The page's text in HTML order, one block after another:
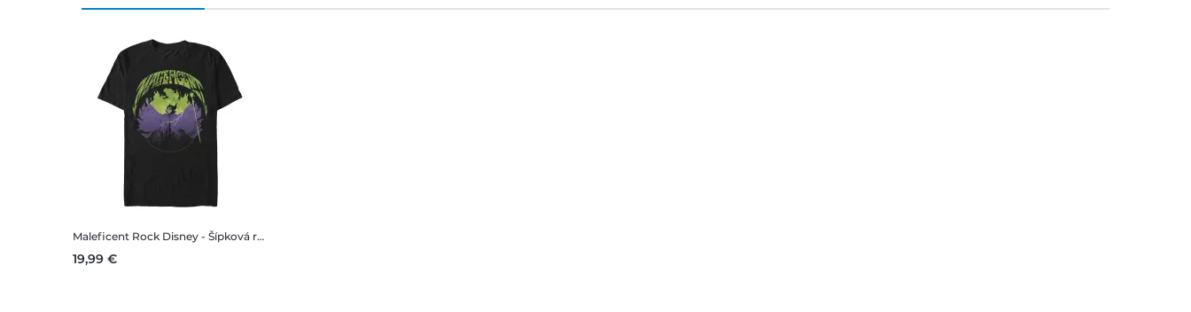
Maleficent Rock Disney - Šípková ruženka - Maleficent Rock - Pánske Tričko
19,99 €